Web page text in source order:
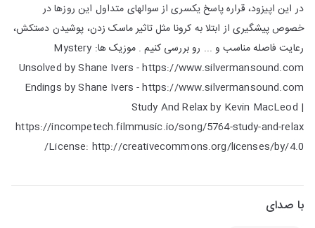
در این اپیزود، قراره پاسخ یکسری از سوالهای متداول این روزها در
خصوص پیشگیری از ابتلا به کرونا مثل تاثیر ماسک زدن، پوشیدن دستکش،
رعایت فاصله مناسب و ... رو بررسی کنیم . موزیک ها: Mystery
Unsolved by Shane Ivers - https://www.silvermansound.com
Endings by Shane Ivers - https://www.silvermansound.com
Study And Relax by Kevin MacLeod |
https://incompetech.filmmusic.io/song/5764-study-and-relax
License: http://creativecommons.org/licenses/by/4.0/
با صدای